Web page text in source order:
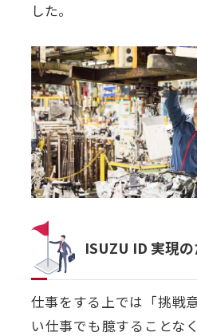
した。
ISUZU ID 実現
仕事をする上では「挑戦
い仕事でも臆することな